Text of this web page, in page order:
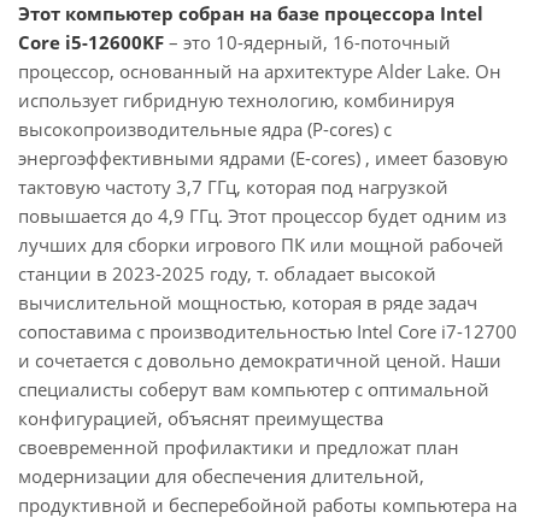
Этот компьютер собран на базе процессора Intel
Core i5-12600KF – это 10-ядерный, 16-поточный
процессор, основанный на архитектуре Alder Lake. Он
использует гибридную технологию, комбинируя
высокопроизводительные ядра (P-cores) с
энергоэффективными ядрами (E-cores) , имеет базовую
тактовую частоту 3,7 ГГц, которая под нагрузкой
повышается до 4,9 ГГц. Этот процессор будет одним из
лучших для сборки игрового ПК или мощной рабочей
станции в 2023-2025 году, т. обладает высокой
вычислительной мощностью, которая в ряде задач
сопоставима с производительностью Intel Core i7-12700
и сочетается с довольно демократичной ценой. Наши
специалисты соберут вам компьютер с оптимальной
конфигурацией, объяснят преимущества
своевременной профилактики и предложат план
модернизации для обеспечения длительной,
продуктивной и бесперебойной работы компьютера на